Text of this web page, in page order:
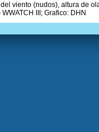
viento (nudos), altura de
III; Grafico: DHN